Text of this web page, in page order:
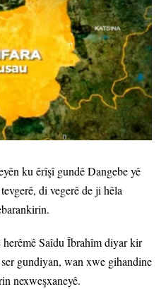
ku êrîşî gundê Dangebe yê
di vegerê de ji hêla
Saîdu Îbrahîm diyar kir
gundiyan, wan xwe gihandine
nexweşxaneyê.